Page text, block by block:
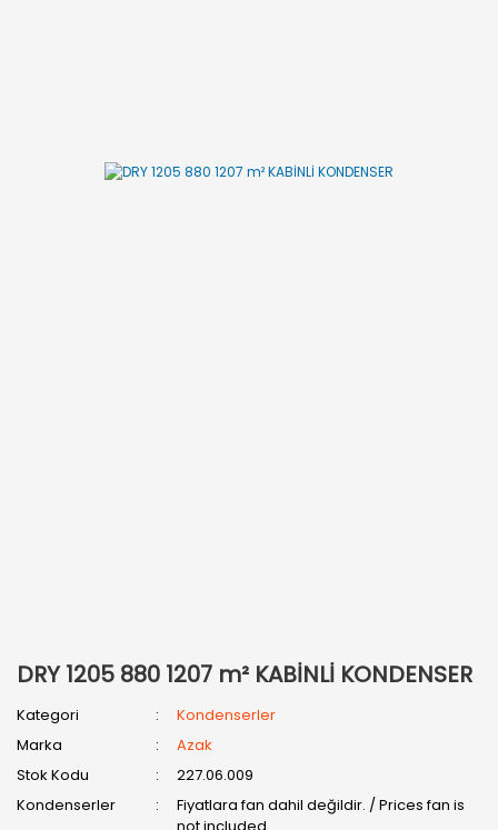
DRY 1205 880 1207 m² KABİNLİ KONDENSER
Kategori
Kondenserler
Marka
Azak
Stok Kodu
227.06.009
Kondenserler
Fiyatlara fan dahil değildir. / Prices fan is